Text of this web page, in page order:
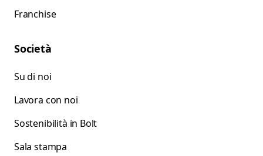
Franchise
Società
Su di noi
Lavora con noi
Sostenibilità in Bolt
Sala stampa